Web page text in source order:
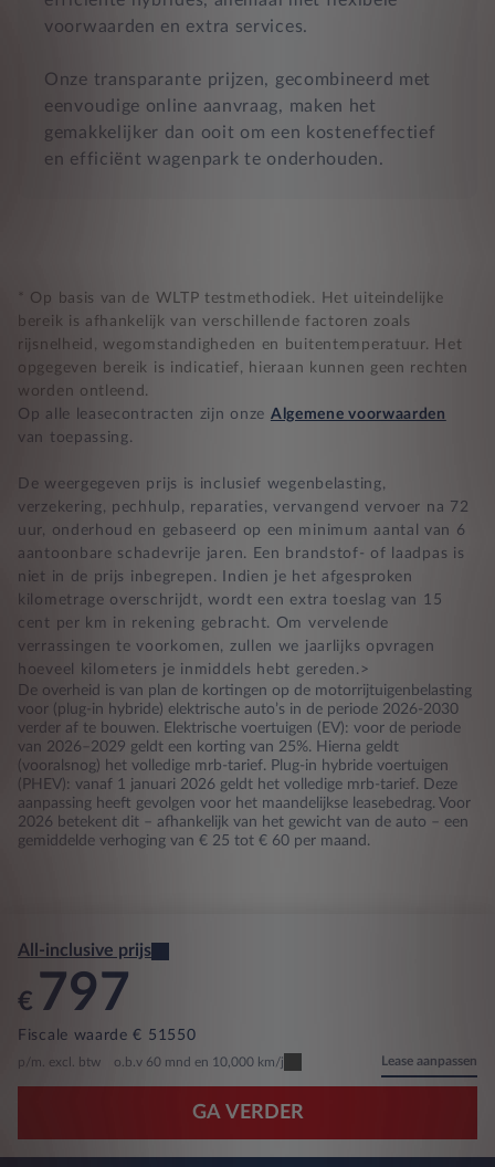
voorwaarden en extra services.
Onze transparante prijzen, gecombineerd met
eenvoudige online aanvraag, maken het
gemakkelijker dan ooit om een kosteneffectief
en efficiënt wagenpark te onderhouden.
* Op basis van de WLTP testmethodiek. Het uiteindelijke
bereik is afhankelijk van verschillende factoren zoals
rijsnelheid, wegomstandigheden en buitentemperatuur. Het
opgegeven bereik is indicatief, hieraan kunnen geen rechten
worden ontleend.
Op alle leasecontracten zijn onze Algemene voorwaarden
van toepassing.
De weergegeven prijs is inclusief wegenbelasting,
verzekering, pechhulp, reparaties, vervangend vervoer na 72
uur, onderhoud en gebaseerd op een minimum aantal van 6
aantoonbare schadevrije jaren. Een brandstof- of laadpas is
niet in de prijs inbegrepen. Indien je het afgesproken
kilometrage overschrijdt, wordt een extra toeslag van 15
cent per km in rekening gebracht. Om vervelende
verrassingen te voorkomen, zullen we jaarlijks opvragen
hoeveel kilometers je inmiddels hebt gereden.>
De overheid is van plan de kortingen op de motorrijtuigenbelasting
voor (plug-in hybride) elektrische auto’s in de periode 2026-2030
verder af te bouwen. Elektrische voertuigen (EV): voor de periode
van 2026–2029 geldt een korting van 25%. Hierna geldt
(vooralsnog) het volledige mrb-tarief. Plug-in hybride voertuigen
(PHEV): vanaf 1 januari 2026 geldt het volledige mrb-tarief. Deze
aanpassing heeft gevolgen voor het maandelijkse leasebedrag. Voor
2026 betekent dit – afhankelijk van het gewicht van de auto – een
gemiddelde verhoging van € 25 tot € 60 per maand.
All-inclusive prijs
€ 797
Fiscale waarde € 51550
p/m. excl. btw o.b.v 60 mnd en 10,000 km/j Lease aanpassen
GA VERDER